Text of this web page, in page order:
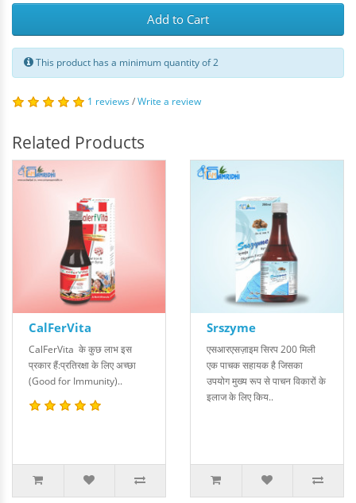
Add to Cart
This product has a minimum quantity of 2
1 reviews/Write a review
Related Products
CalFerVita
CalFerVita के कुछ लाभ इस
प्रकार हैं:प्रतिरक्षा के लिए अच्छा
(Good for Immunity)..
Srszyme
एसआरएस ज़ाइम सिरप 200 मिली
एक पाचक सहायक है जिसका
उपयोग मुख्य रूप से पाचन विकारों के
इलाज के लिए किय..